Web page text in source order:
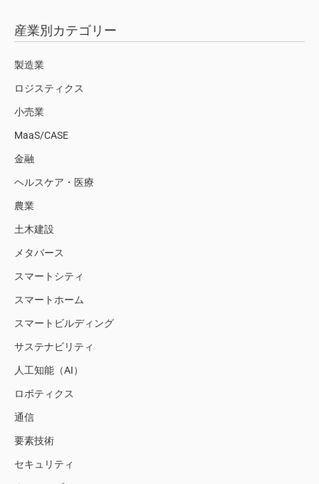
産業別カテゴリー
製造業
ロジスティクス
小売業
MaaS/CASE
金融
ヘルスケア・医療
農業
土木建設
メタバース
スマートシティ
スマートホーム
スマートビルディング
サステナビリティ
人工知能（AI）
ロボティクス
通信
要素技術
セキュリティ